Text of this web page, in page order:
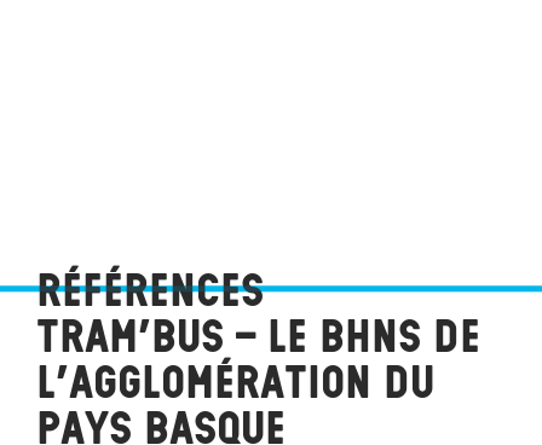
Références
Tram’bus – le BHNS de
l’agglomération du
Pays Basque